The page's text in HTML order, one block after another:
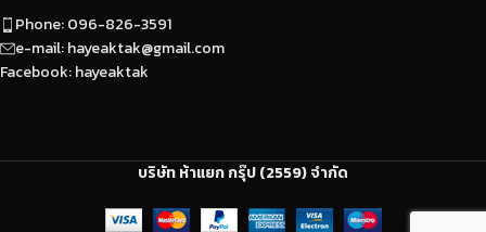
Phone: 096-826-3591
e-mail: hayeaktak@gmail.com
Facebook: hayeaktak
บริษัท ห้าแยก กรุ๊ป (2559) จำกัด